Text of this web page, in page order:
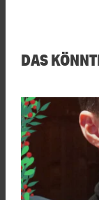
DAS